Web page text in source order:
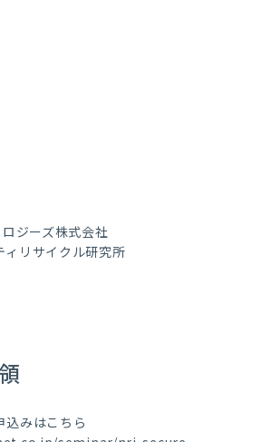
ジーズ株式会社
ィリサイクル研究所
込みはこちら